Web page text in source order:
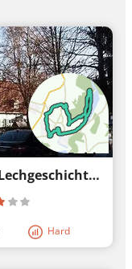
Winterwanderung - Stadt- und Lechgeschichten
Hard